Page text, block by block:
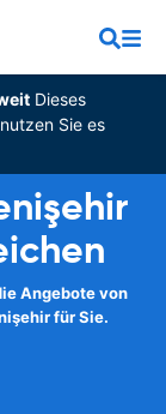
Dieses
Sie es
Angebote von
für Sie.